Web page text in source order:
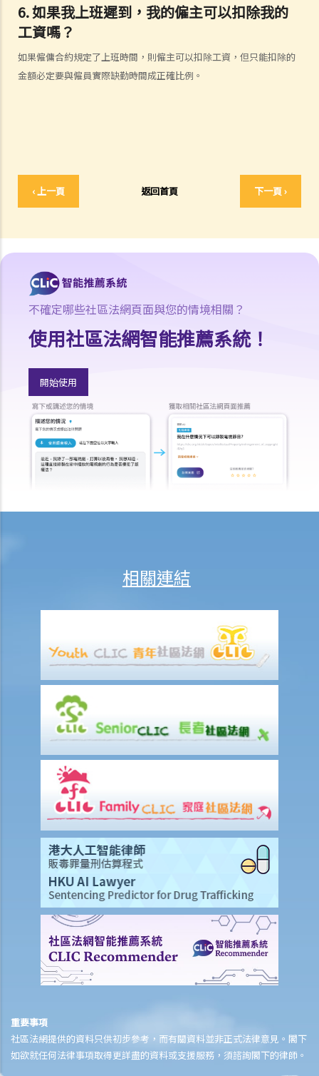
6. 如果我上班遲到，我的僱主可以扣除我的
工資嗎？
如果僱傭合約規定了上班時間，則僱主可以扣除工資，但只能扣除的
金額必定要與僱員實際缺勤時間成正確比例。
‹ 上一頁 返回首頁 下一頁 ›
3. 僱主是否可以選擇簽訂一系列較短且間斷的僱傭合同，以避免向僱員
提供法定福利和權益？
3. 如何分辨「僱傭合約」以及「獨立承包商（或自僱人士）之服務合
約」？
失業人士。我可否向給予新聘約的公司採取法律行動或尋求補救方法？
5. 資料及紀錄
金？
2. 我上個月的薪金已被拖欠了十天，我的老闆有否觸犯法律？
否違反僱傭合約？我可否即時終止僱傭合約以及提出索償？
為公司的財政已陷入困境，而公司亦很可能面臨清盤。我能否取回全部
（或部分）薪金？
5. 假如僱主面臨破產 / 清盤，我可以從哪處獲得協助？
6. 如果我上班遲到，我的僱主可以扣除我的工資嗎？
7. 僱主可否單方面減少僱員的工資，安排無薪假，或更改僱傭合約條款
9. 工資是否包括酌情發給的佣金或花紅？
C. 終止僱傭關係及所需之補償
1. 繳付終止合約款項之時限
2. 發出通知終止合約
2. 違例及刑罰
3. 代通知金
6. 暫停僱用
9. 不當地終止合約
1. 不合理解僱
1. 僱傭合約終止後的限制條款
2. 不合理更改僱傭合約條款
3. 不合理及不合法解僱
4. 不合理解僱的補償
2. 我懷疑公司內某銷售員不斷將客戶資料給予本公司的競爭對手，所以
我想解僱此職員。我可否不給予他預先通知（或代通知金）而立刻解僱
2. 我是一名辦公室文員，但老闆經常指令我在貨倉內搬運重物，我認為
此工作與我的職責不符，而老闆亦沒有在我面試時說明此項職責。我可
否不給予他預先通知（或代通知金）而辭職？
3. 僱員幾日沒有上班，但沒有給予理由，僱主可否即時解僱？
予他預先通知或代通知金？
5. 假如我（作為一名僱員）現正面對「不合理解僱」或「不合理地更改
僱傭合約內之條款」的問題，我怎樣保障自己的權利？
不確定哪些社區法網頁面與您的情境相關？
使用社區法網智能推薦系統！
開始使用
相關連結
重要事項
社區法網提供的資料只供初步參考，而有關資料並非正式法律意見。閣下
如欲就任何法律事項取得更詳盡的資料或支援服務，須諮詢閣下的律師。